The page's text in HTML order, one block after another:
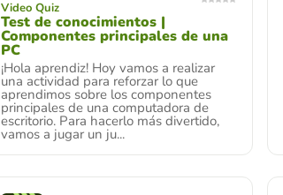
Video Quiz
Test de conocimientos |
Componentes principales de una
PC
¡Hola aprendiz! Hoy vamos a realizar
una actividad para reforzar lo que
aprendimos sobre los componentes
principales de una computadora de
escritorio. Para hacerlo más divertido,
vamos a jugar un ju...